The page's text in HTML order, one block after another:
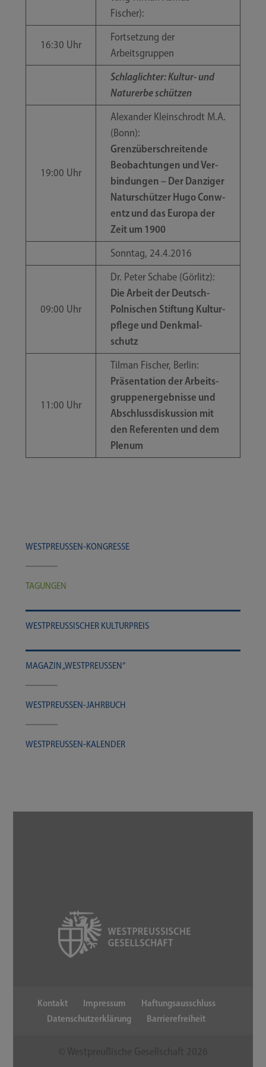
Fischer):
16:30 Uhr
Fort­set­zung der
Arbeitsgruppen
Schlag­lich­ter: Kultur- und
Natur­er­be schützen
19:00 Uhr
Alex­an­der Klein­schrodt M.A.
(Bonn):
Grenz­über­schrei­ten­de
Beob­ach­tun­gen und Ver­
bin­dun­gen – Der Dan­zi­ger
Natur­schüt­zer Hugo Con­w­
entz und das Euro­pa der
Zeit um 1900
Sonn­tag, 24.4.2016
09:00 Uhr
Dr. Peter Scha­be (Gör­litz):
Die Arbeit der Deutsch-​​
Polnischen Stif­tung Kul­tur­
pfle­ge und Denk­mal­
schutz
11:00 Uhr
Til­man Fischer, Ber­lin:
Prä­sen­ta­ti­on der Arbeits­
grup­pen­er­geb­nis­se und
Abschluss­dis­kus­si­on mit
den Refe­ren­ten und dem
Plenum
WESTPREUSSEN-​​KONGRESSE
TAGUN­GEN
WEST­PREU­SSI­SCHER KULTURPREIS
MAGA­ZIN „WEST­PREU­SSEN“
WESTPREUSSEN-​​​JAHRBUCH
WESTPREUSSEN-​​​KALENDER
Kontakt Impressum
Haftungsausschluss
Datenschutzerklärung
Barrierefreiheit